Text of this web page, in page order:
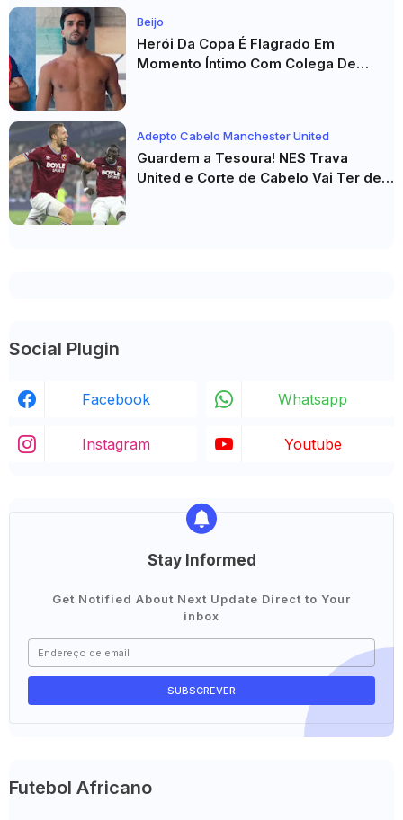
Beijo
Herói Da Copa É Flagrado Em
Momento Íntimo Com Colega De
Adepto Cabelo Manchester United
Guardem a Tesoura! NES Trava
United e Corte de Cabelo Vai Ter de
Social Plugin
Facebook Whatsapp
Instagram Youtube
Stay Informed
Get Notified About Next Update Direct to Your
inbox
Futebol Africano